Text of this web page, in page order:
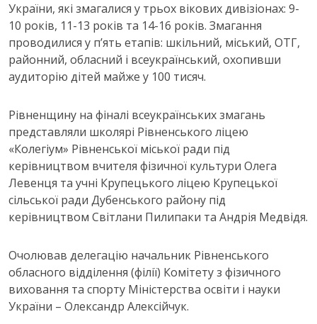
України, які змагалися у трьох вікових дивізіонах: 9-
10 років, 11-13 років та 14-16 років. Змагання
проводилися у п’ять етапів: шкільний, міський, ОТГ,
районний, обласний і всеукраїнський, охопивши
аудиторію дітей майже у 100 тисяч.
Рівненщину на фіналі всеукраїнських змагань
представляли школярі Рівненського ліцею
«Колегіум» Рівненської міської ради під
керівництвом вчителя фізичної культури Олега
Левенця та учні Крупецького ліцею Крупецької
сільської ради Дубенського району під
керівництвом Світлани Пилипаки та Андрія Медвідя.
Очолював делегацію начальник Рівненського
обласного відділення (філії) Комітету з фізичного
виховання та спорту Міністерства освіти і науки
України – Олександр Алексійчук.